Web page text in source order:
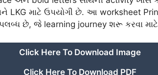
LKG માટે ઉપયોગી છે. આ worksheet
છે, જે learning journey શરૂ કરવા
Click Here To Download Image
Click Here To Download PDF